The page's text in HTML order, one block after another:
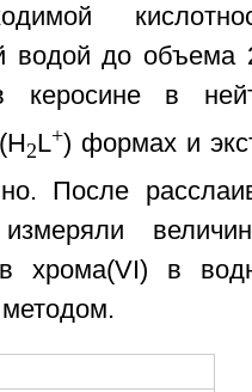
водой до
в
2L+) формах и
После
хрома(VI) в